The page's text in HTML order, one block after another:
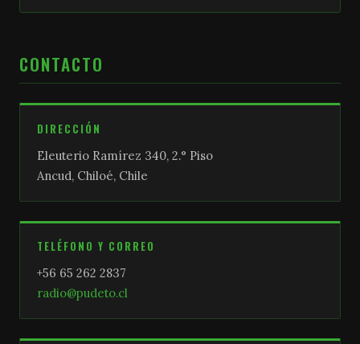
CONTACTO
DIRECCIÓN
Eleuterio Ramírez 340, 2.° Piso
Ancud, Chiloé, Chile
TELÉFONO Y CORREO
+56 65 262 2837
radio@pudeto.cl